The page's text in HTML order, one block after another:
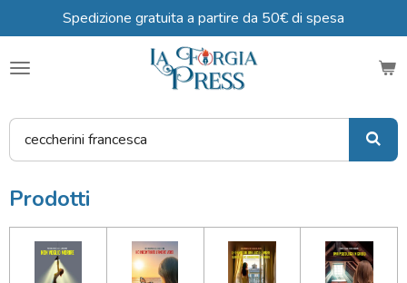
al
contenuto
Spedizione gratuita a partire da 50€ di spesa
Prodotti